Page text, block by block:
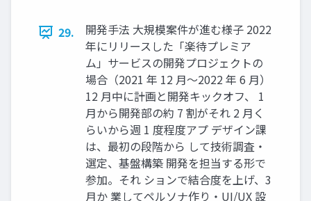
29.
開発手法 大規模案件が進む様子 2022
年にリリースした「楽待プレミア
ム」サービスの開発プロジェクトの
場合（2021 年 12 月～2022 年 6 月）
12 月中に計画と開発キックオフ、 1
月から開発部の約 7 割がそれ 2 月く
らいから週 1 度程度アプ デザイン課
は、最初の段階から して技術調査・
選定、基盤構築 開発を担当する形で
参加。それ ションで結合度を上げ、3
月か 業してペルソナ作り・UI/UX 設